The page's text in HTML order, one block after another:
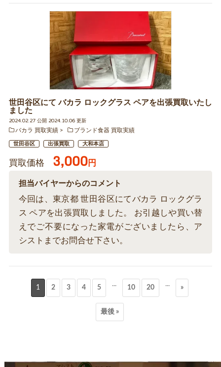
世田谷区にて バカラ ロックグラス ペアを出張買取いたし
ました
2024.02.27 公開 2024.10.06 更新
バカラ 買取実績
ブランド食器 買取実績
世田谷区 出張買取 大和本店
買取価格 3,000円
担当バイヤーからのコメント
今回は、東京都 世田谷区にてバカラ ロックグラ
ス ペアを出張買取しました。 お引越しや買い替
えでご不要になった家電がございましたら、ア
シストまでお問合せ下さい。
1 2 3 4 5 ... 10 20 ... »
最後 »